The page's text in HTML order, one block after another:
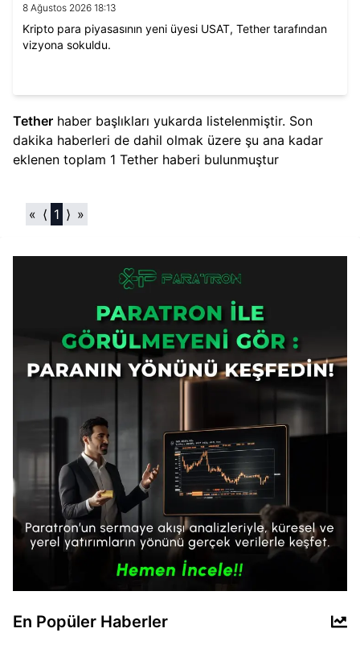
8 Ağustos 2026 18:13
Kripto para piyasasının yeni üyesi USAT, Tether tarafından
vizyona sokuldu.
Tether haber başlıkları yukarda listelenmiştir. Son
dakika haberleri de dahil olmak üzere şu ana kadar
eklenen toplam 1 Tether haberi bulunmuştur
« ⟨ 1 ⟩ »
En Popüler Haberler